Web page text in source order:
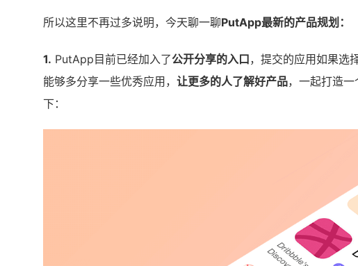
所以这里不再过多说明，今天聊一聊PutApp最新的产品规划：
1. PutApp目前已经加入了公开分享的入口，提交的应用如果选
能够多分享一些优秀应用， 让更多的人了解好产品，一起打造
下：